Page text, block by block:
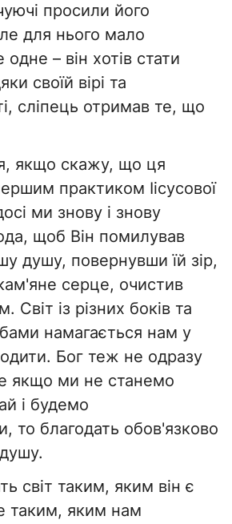
просили його
для нього мало
– він хотів стати
своїй вірі та
сліпець отримав те, що
якщо скажу, що ця
практиком Іісусової
ми знову і знову
щоб Він помилував
душу, повернувши їй зір,
серце, очистив
Світ із різних боків та
намагається нам у
Бог теж не одразу
якщо ми не станемо
і будемо
то благодать обов'язково
світ таким, яким він є
таким, яким нам